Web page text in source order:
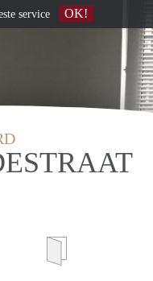
service OK!